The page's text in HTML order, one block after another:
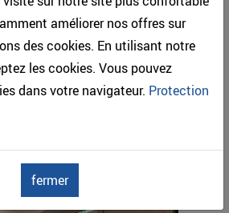
améliorer nos offres sur
des cookies. En utilisant notre
les cookies. Vous pouvez
dans votre navigateur. Protection
fermer